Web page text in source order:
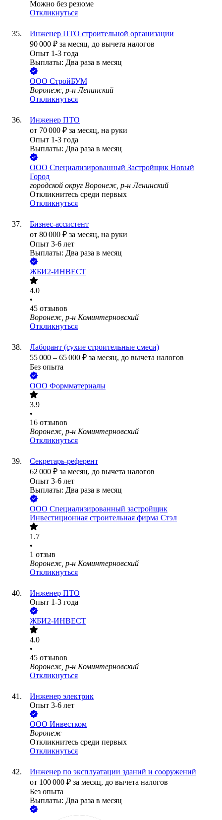
Можно без резюме
Откликнуться
Инженер ПТО строительной организации
90 000 ₽ за месяц, до вычета налогов
Опыт 1-3 года
Выплаты: Два раза в месяц
ООО СтройБУМ
Воронеж, р-н Ленинский
Откликнуться
Инженер ПТО
от 70 000 ₽ за месяц, на руки
Опыт 1-3 года
Выплаты: Два раза в месяц
ООО Специализированный Застройщик Новый
Город
городской округ Воронеж, р-н Ленинский
Откликнитесь среди первых
Откликнуться
Бизнес-ассистент
от 80 000 ₽ за месяц, на руки
Опыт 3-6 лет
Выплаты: Два раза в месяц
ЖБИ2-ИНВЕСТ
4.0
•
45 отзывов
Воронеж, р-н Коминтерновский
Откликнуться
Лаборант (сухие строительные смеси)
55 000 – 65 000 ₽ за месяц, до вычета налогов
Без опыта
ООО Формматериалы
3.9
•
16 отзывов
Воронеж, р-н Коминтерновский
Откликнуться
Секретарь-референт
62 000 ₽ за месяц, до вычета налогов
Опыт 3-6 лет
Выплаты: Два раза в месяц
ООО Специализированный застройщик
Инвестиционная строительная фирма Стэл
1.7
•
1 отзыв
Воронеж, р-н Коминтерновский
Откликнуться
Инженер ПТО
Опыт 1-3 года
ЖБИ2-ИНВЕСТ
4.0
•
45 отзывов
Воронеж, р-н Коминтерновский
Откликнуться
Инженер электрик
Опыт 3-6 лет
ООО Инвестком
Воронеж
Откликнитесь среди первых
Откликнуться
Инженер по эксплуатации зданий и сооружений
от 100 000 ₽ за месяц, до вычета налогов
Без опыта
Выплаты: Два раза в месяц